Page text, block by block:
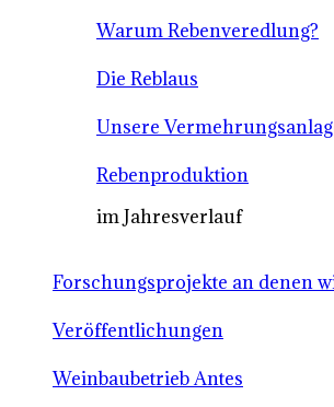
Warum Rebenveredlung?
Die Reblaus
Unsere
Rebenproduktion
im Jahresverlauf
Forschungsprojekte an denen
Veröffentlichungen
Weinbaubetrieb Antes